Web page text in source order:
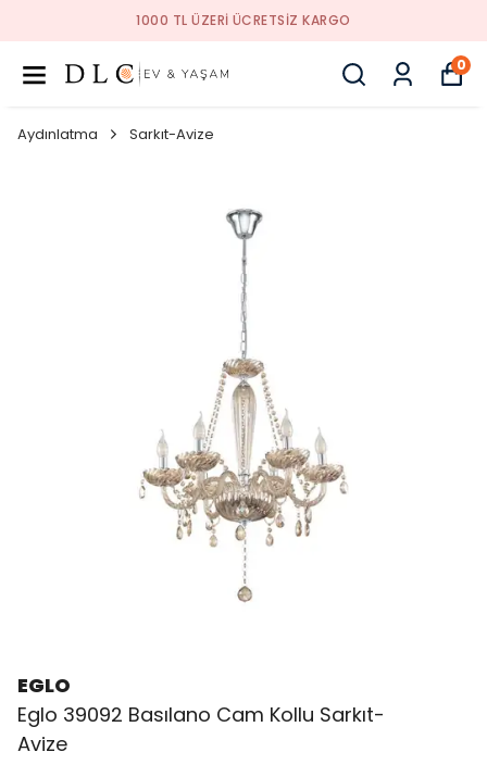
1000 TL ÜZERI ÜCRETSIZ KARGO
0
Aydınlatma Sarkıt-Avize
EGLO
Eglo 39092 Basılano Cam Kollu Sarkıt-
Avize